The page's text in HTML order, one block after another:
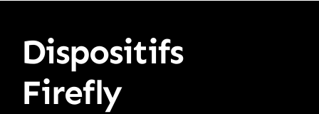
Dispositifs
Firefly